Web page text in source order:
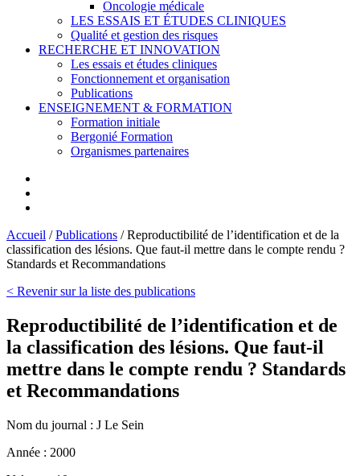
Oncologie médicale
LES ESSAIS ET ÉTUDES CLINIQUES
Qualité et gestion des risques
RECHERCHE ET INNOVATION
Les essais et études cliniques
Fonctionnement et organisation
Publications
ENSEIGNEMENT & FORMATION
Formation initiale
Bergonié Formation
Organismes partenaires
Accueil /Publications /Reproductibilité de l’identification et de la
classification des lésions. Que faut-il mettre dans le compte rendu ?
Standards et Recommandations
< Revenir sur la liste des publications
Reproductibilité de l’identification et de
la classification des lésions. Que faut-il
mettre dans le compte rendu ? Standards
et Recommandations
Nom du journal : J Le Sein
Année : 2000